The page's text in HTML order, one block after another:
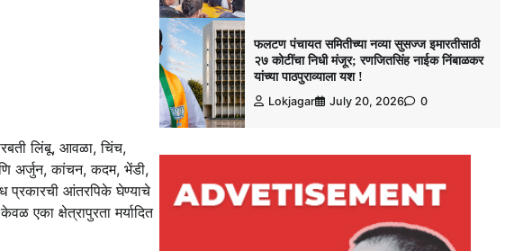
लिंबू, आवळा, चिंच,
अर्जुन, कांचन, कदम, भेंडी,
प्रकारची आंतरपिके घेण्याचे
एका क्षेत्रापुरता मर्यादित
फलटण पंचायत समितीच्या नव्या सुसज्ज इमारतीसाठी
२७ कोटींचा निधी मंजूर; रणजितसिंह नाईक निंबाळकर
यांच्या पाठपुराव्याला यश !
Lokjagar July 20, 2026 0